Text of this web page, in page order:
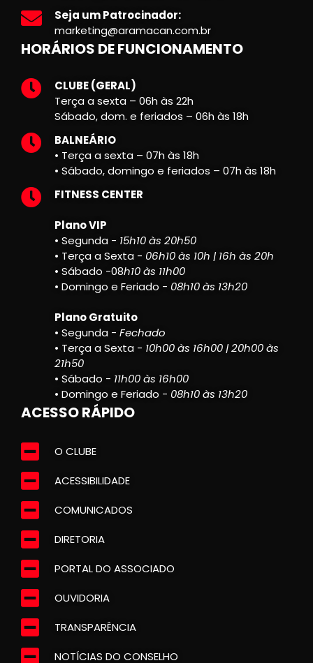
Seja um Patrocinador:
marketing@aramacan.com.br
HORÁRIOS DE FUNCIONAMENTO
CLUBE (GERAL)
Terça a sexta – 06h às 22h
Sábado, dom. e feriados – 06h às 18h
BALNEÁRIO
• Terça a sexta – 07h às 18h
• Sábado, domingo e feriados – 07h às 18h
FITNESS CENTER
Plano VIP
• Segunda - 15h10 às 20h50
• Terça a Sexta - 06h10 às 10h | 16h às 20h
• Sábado -08h10 às 11h00
• Domingo e Feriado - 08h10 às 13h20
Plano Gratuito
• Segunda - Fechado
• Terça a Sexta - 10h00 às 16h00 | 20h00 às
21h50
• Sábado - 11h00 às 16h00
• Domingo e Feriado - 08h10 às 13h20
ACESSO RÁPIDO
O CLUBE
ACESSIBILIDADE
COMUNICADOS
DIRETORIA
PORTAL DO ASSOCIADO
OUVIDORIA
TRANSPARÊNCIA
NOTÍCIAS DO CONSELHO